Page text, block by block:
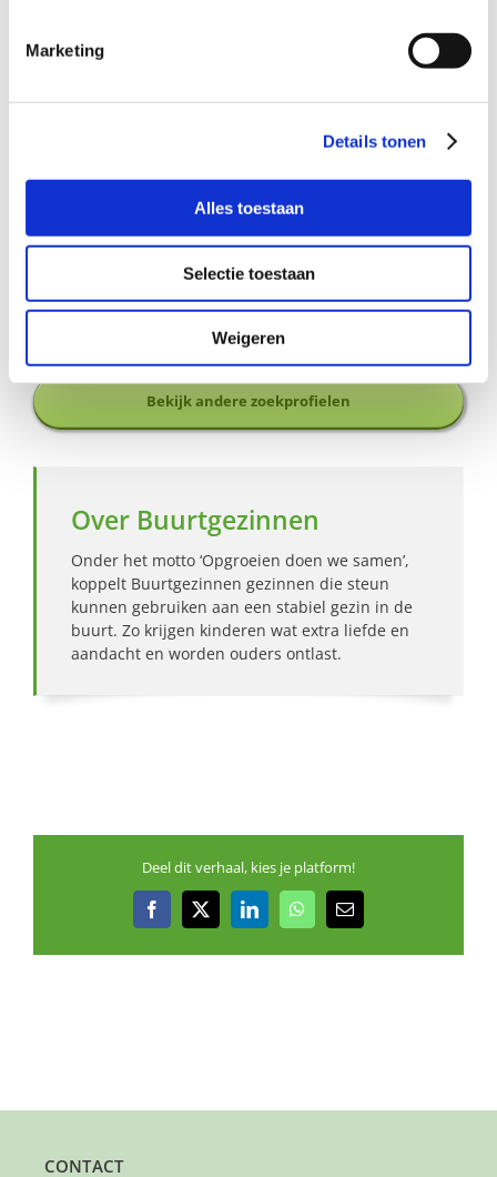
Marketing
Details tonen
Alles toestaan
Selectie toestaan
Weigeren
Dan kun je contact opnemen met Yolanda Feenstra,
Leeuwarden-Oost, via
yolandafeenstra@buurtgezinnen.nlof bel: 06-58993783.
Aanmelden als steungezin
Hoe werkt Buurtgezinnen?
Bekijk andere zoekprofielen
Over Buurtgezinnen
Onder het motto ‘Opgroeien doen we samen’,
koppelt Buurtgezinnen gezinnen die steun
kunnen gebruiken aan een stabiel gezin in de
buurt. Zo krijgen kinderen wat extra liefde en
aandacht en worden ouders ontlast.
Deel dit verhaal, kies je platform!
Facebook
X LinkedInWhatsApp
E-
CONTACT